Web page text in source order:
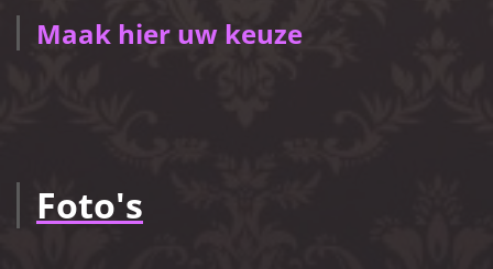
Maak hier uw keuze
Foto's